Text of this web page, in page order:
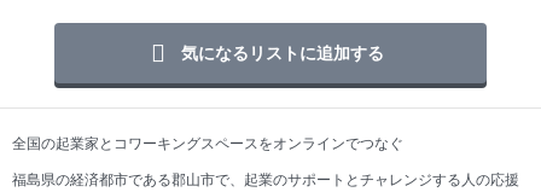
気になるリストに追加する
全国の起業家とコワーキングスペースをオンラインでつなぐ
福島県の経済都市である郡山市で、起業のサポートとチャレンジする人の応援